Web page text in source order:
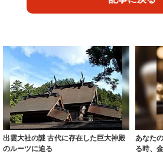
出雲大社の謎 古代に存在した巨大神殿
のルーツに迫る
あなた
る時、